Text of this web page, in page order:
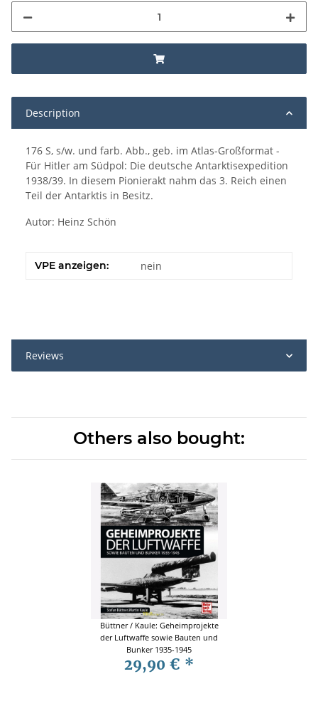
Description
176 S, s/w. und farb. Abb., geb. im Atlas-Großformat -
Für Hitler am Südpol: Die deutsche Antarktisexpedition
1938/39. In diesem Pionierakt nahm das 3. Reich einen
Teil der Antarktis in Besitz.
Autor: Heinz Schön
VPE anzeigen: nein
Reviews
Others also bought:
Büttner / Kaule: Geheimprojekte
der Luftwaffe sowie Bauten und
Bunker 1935-1945
29,90 € *